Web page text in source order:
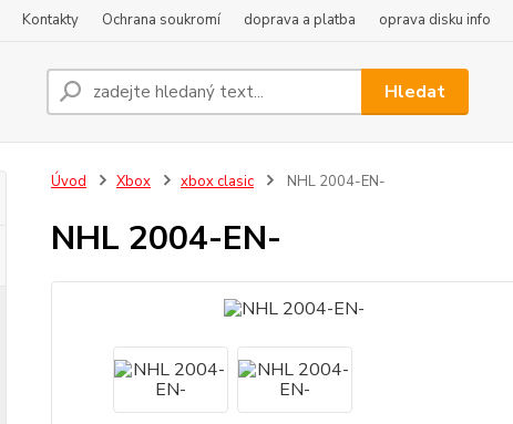
Kontakty Ochrana soukromí doprava a platba oprava disku info
Hledat
Úvod Xbox xbox clasic NHL 2004-EN-
NHL 2004-EN-